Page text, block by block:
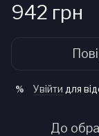
942 грн
% Увійти для
До